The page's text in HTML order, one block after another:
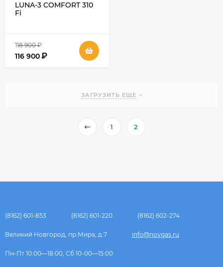
LUNA-3 COMFORT 310
Fi
118 900 ₽
116 900₽
ЗАГРУЗИТЬ ЕЩЕ
1 2
(8162) 601-853 (8162) 601-220 (8162) 602-274
Великий Новгород, пр.Мира, д.7 info@novgas.ru
Пн-Пт 10:00—18:00, Сб 10-00—15:00